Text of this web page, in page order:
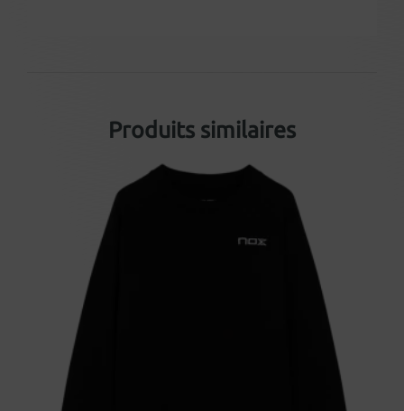
Produits similaires